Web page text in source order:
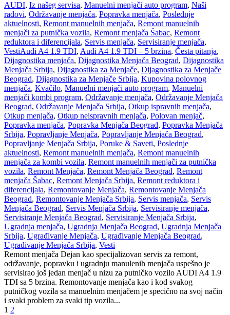
AUDI, Iz našeg servisa, Manuelni menjači auto program, Naši
radovi, Održavanje menjača, Popravka menjača, Poslednje
aktuelnosti, Remont manuelnih menjača, Remont manuelnih
menjači za putnička vozila, Remont menjača Šabac, Remont
reduktora i diferencijala, Servis menjača, Servisiranje menjača,
VestiAudi A4 1.9 TDI, Audi A4 1.9 TDI – 5 brzina, Česta pitanja,
Dijagnostika menjača, Dijagnostika Menjača Beograd, Dijagnostika
Menjača Srbija, Dijagnostika za Menjače, Dijagnostika za Menjače
Beograd, Dijagnostika za Menjače Srbija, Kupovina polovnog
menjača, Kvačilo, Manuelni menjači auto program, Manuelni
menjači kombi program, Održavanje menjača, Održavanje Menjača
Beograd, Održavanje Menjača Srbija, Otkup ispravnih menjača,
Otkup menjača, Otkup neispravnih menjača, Polovan menjač,
Popravka menjača, Popravka Menjača Beograd, Popravka Menjača
Srbija, Popravljanje Menjača, Popravljanje Menjača Beograd,
Popravljanje Menjača Srbija, Poruke & Saveti, Poslednje
aktuelnosti, Remont manuelnih menjača, Remont manuelnih
menjača za kombi vozila, Remont manuelnih menjači za putnička
vozila, Remont Menjača, Remont Menjača Beograd, Remont
menjača Šabac, Remont Menjača Srbija, Remont reduktora i
diferencijala, Remontovanje Menjača, Remontovanje Menjača
Beograd, Remontovanje Menjača Srbija, Servis menjača, Servis
Menjača Beograd, Servis Menjača Srbija, Servisiranje menjača,
Servisiranje Menjača Beograd, Servisiranje Menjača Srbija,
Ugradnja menjača, Ugradnja Menjača Beograd, Ugradnja Menjača
Srbija, Ugrađivanje Menjača, Ugrađivanje Menjača Beograd,
Ugrađivanje Menjača Srbija, Vesti
Remont menjača Dejan kao specijalizovan servis za remont,
održavanje, popravku i ugradnju manulenih menjača uspešno je
servisirao još jedan menjač u nizu za putničko vozilo AUDI A4 1.9
TDI sa 5 brzina. Remontovanje menjača kao i kod svakog
putničkog vozila sa manuelnim menjačem je specično na svoj način
i svaki problem za svaki tip vozila...
1 2